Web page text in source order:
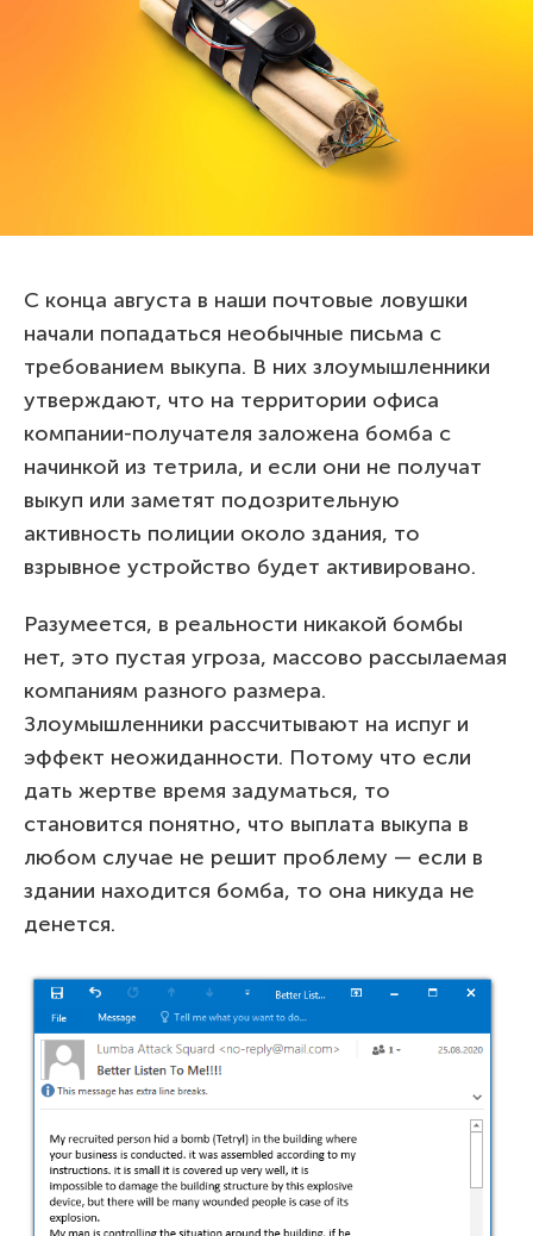
С конца августа в наши почтовые ловушки
начали попадаться необычные письма с
требованием выкупа. В них злоумышленники
утверждают, что на территории офиса
компании-получателя заложена бомба с
начинкой из тетрила, и если они не получат
выкуп или заметят подозрительную
активность полиции около здания, то
взрывное устройство будет активировано.
Разумеется, в реальности никакой бомбы
нет, это пустая угроза, массово рассылаемая
компаниям разного размера.
Злоумышленники рассчитывают на испуг и
эффект неожиданности. Потому что если
дать жертве время задуматься, то
становится понятно, что выплата выкупа в
любом случае не решит проблему — если в
здании находится бомба, то она никуда не
денется.